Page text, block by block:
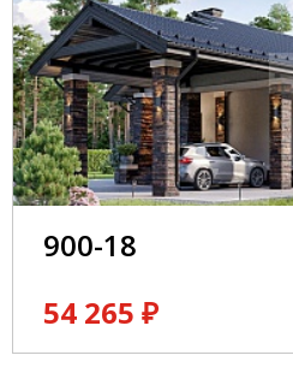
900-18
54 265 ₽